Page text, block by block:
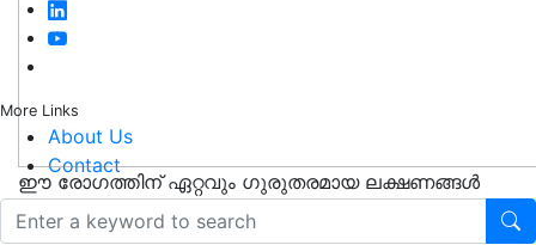
More Links
About Us
Contact
ഈ രോഗത്തിന് ഏറ്റവും ഗുരുതരമായ ലക്ഷണങ്ങൾ
മറവിയും ശ്രദ്ധ കുറവാണ്